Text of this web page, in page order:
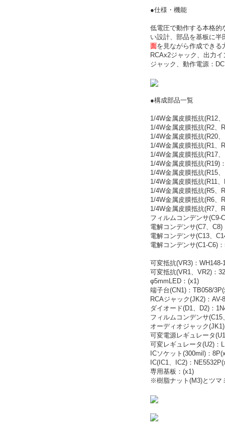
●仕様・機能
低電圧で動作する本格的
い設計、部品を基板に
面を見ながら作成でき
RCAx2ジャック、出力
ジャック、動作電源：
●構成部品一覧
1/4W金属皮膜抵抗(R12
1/4W金属皮膜抵抗(R2、
1/4W金属皮膜抵抗(R20
1/4W金属皮膜抵抗(R1、
1/4W金属皮膜抵抗(R17
1/4W金属皮膜抵抗(R19)
1/4W金属皮膜抵抗(R15
1/4W金属皮膜抵抗(R11
1/4W金属皮膜抵抗(R5、
1/4W金属皮膜抵抗(R6
1/4W金属皮膜抵抗(R7
フィルムコンデンサ(C9-
電解コンデンサ(C7、C8)
電解コンデンサ(C13、
電解コンデンサ(C1-C6)
可変抵抗(VR3)：
可変抵抗(VR1、VR2)：
φ5mmLED：(x1)
端子台(CN1)：TB058/
RCAジャック(JK2)：AV-
ダイオード(D1、D2)：
フィルムコンデンサ
オーディオジャック
可変電源レギュレータ
可変レギュレータ(U2)：
ICソケット(300mil)：
IC(IC1、IC2)：
専用基板：(x1)
※樹脂ナット(M3)とツマ